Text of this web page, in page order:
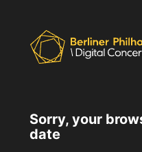
Sorry, your
date